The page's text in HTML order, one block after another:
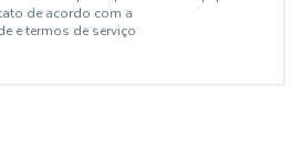
de acordo com a
e termos de serviço